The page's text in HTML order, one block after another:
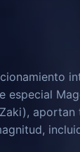
especial